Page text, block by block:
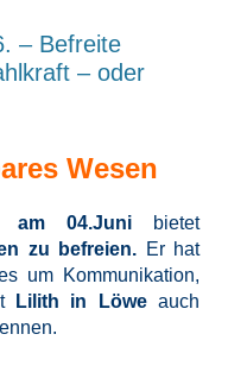
– Befreite
– oder
Wesen
am 04.Junibietet
zu befreien. Er hat
um Kommunikation,
Lilith in Löweauch